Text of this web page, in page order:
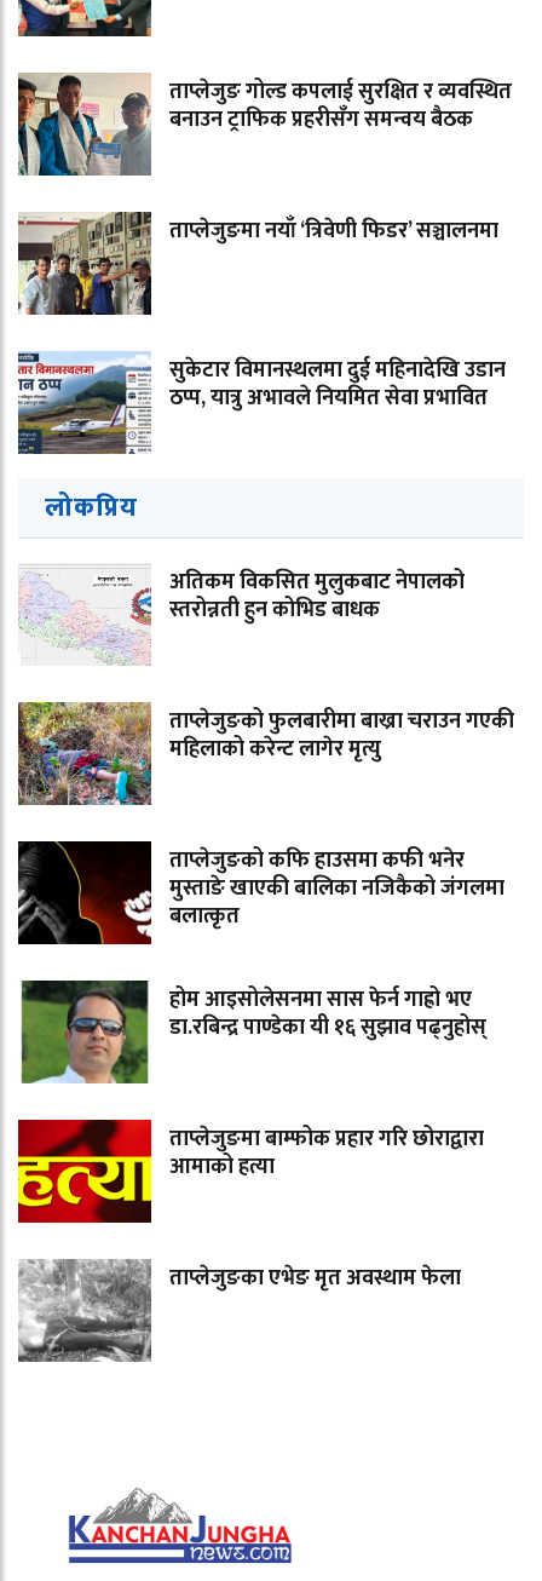
ताप्लेजुङ गोल्ड कपलाई सुरक्षित र व्यवस्थित
बनाउन ट्राफिक प्रहरीसँग समन्वय बैठक
ताप्लेजुङमा नयाँ ‘त्रिवेणी फिडर’ सञ्चालनमा
सुकेटार विमानस्थलमा दुई महिनादेखि उडान
ठप्प, यात्रु अभावले नियमित सेवा प्रभावित
लोकप्रिय
अतिकम विकसित मुलुकबाट नेपालको
स्तरोन्नती हुन कोभिड बाधक
ताप्लेजुङको फुलबारीमा बाख्रा चराउन गएकी
महिलाको करेन्ट लागेर मृत्यु
ताप्लेजुङको कफि हाउसमा कफी भनेर
मुस्ताङे खाएकी बालिका नजिकैको जंगलमा
बलात्कृत
होम आइसोलेसनमा सास फेर्न गाह्रो भए
डा.रबिन्द्र पाण्डेका यी १६ सुझाव पढ्नुहोस्
ताप्लेजुङमा बाम्फोक प्रहार गरि छोराद्वारा
आमाको हत्या
ताप्लेजुङका एभेङ मृत अवस्थाम फेला